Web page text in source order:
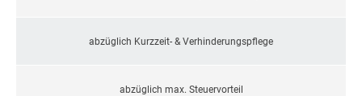
abzüglich Kurzzeit- & Verhinderungspflege
abzüglich max. Steuervorteil